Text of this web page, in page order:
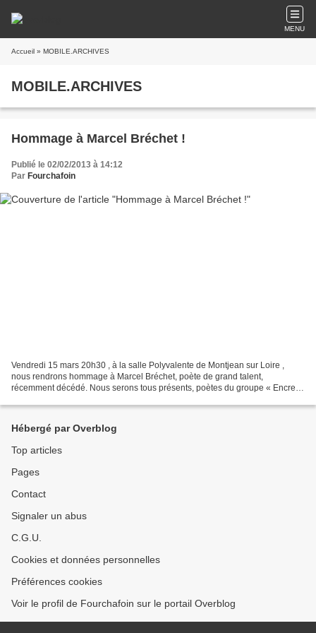
MENU
Accueil » MOBILE.ARCHIVES
MOBILE.ARCHIVES
Hommage à Marcel Bréchet !
Publié le 02/02/2013 à 14:12
Par Fourchafoin
Vendredi 15 mars 20h30 , à la salle Polyvalente de Montjean sur Loire ,
nous rendrons hommage à Marcel Bréchet, poète de grand talent,
récemment décédé. Nous serons tous présents, poètes du groupe « Encre »,
Hébergé par Overblog
Top articles
Pages
Contact
Signaler un abus
C.G.U.
Cookies et données personnelles
Préférences cookies
Voir le profil de Fourchafoin sur le portail Overblog